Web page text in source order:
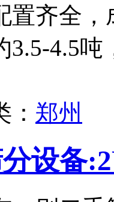
置齐全
3.5-4.5
郑州
设备